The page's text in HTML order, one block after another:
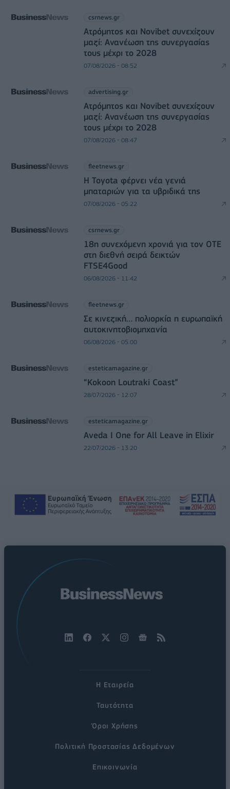
csrnews.gr
Ατρόμητος και Novibet συνεχίζουν
μαζί: Ανανέωση της συνεργασίας
τους μέχρι το 2028
07/08/2026 - 08:52
advertising.gr
Ατρόμητος και Novibet συνεχίζουν
μαζί: Ανανέωση της συνεργασίας
τους μέχρι το 2028
07/08/2026 - 08:47
fleetnews.gr
Η Toyota φέρνει νέα γενιά
μπαταριών για τα υβριδικά της
07/08/2026 - 05:22
csrnews.gr
18η συνεχόμενη χρονιά για τον ΟΤΕ
στη διεθνή σειρά δεικτών
FTSE4Good
06/08/2026 - 11:42
fleetnews.gr
Σε κινεζική… πολιορκία η ευρωπαϊκή
αυτοκινητοβιομηχανία
06/08/2026 - 05:00
esteticamagazine.gr
“Kokoon Loutraki Coast”
28/07/2026 - 12:07
esteticamagazine.gr
Aveda I One for All Leave in Elixir
22/07/2026 - 13:20
Η Εταιρεία
Ταυτότητα
Όροι Χρήσης
Πολιτική Προστασίας Δεδομένων
Επικοινωνία